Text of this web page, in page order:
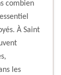
combien
À Saint
les